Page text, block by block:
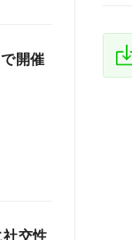
開催
交性